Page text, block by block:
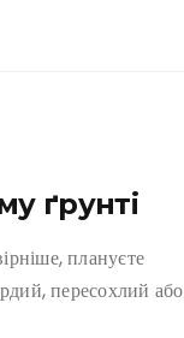
ґрунті
плануєте
пересохлий або